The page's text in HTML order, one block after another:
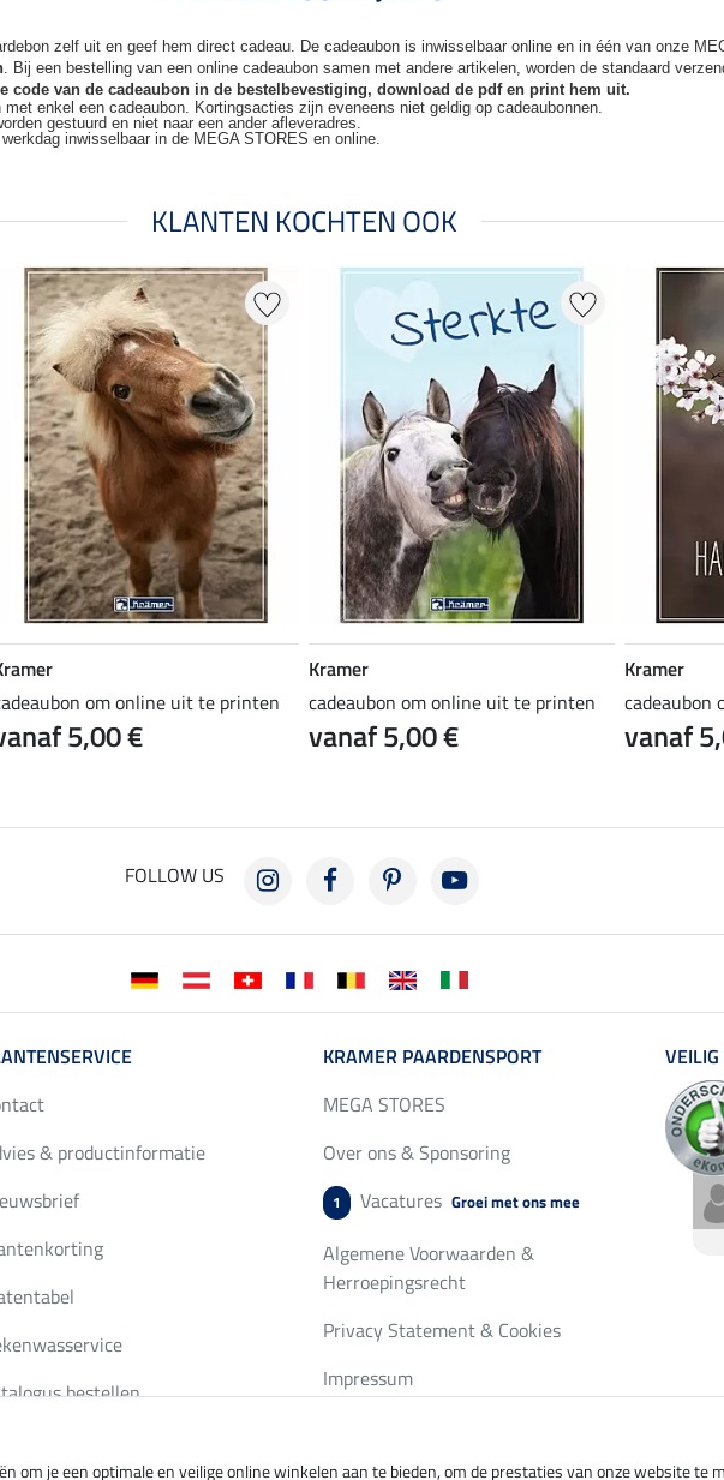
zelf uit en geef hem direct cadeau. De cadeaubon is inwisselbaar online en in één van onze
. Bij een bestelling van een online cadeaubon samen met andere artikelen, worden de standaard
code van de cadeaubon in de bestelbevestiging, download de pdf en print hem uit.
enkel een cadeaubon. Kortingsacties zijn eveneens niet geldig op cadeaubonnen.
gestuurd en niet naar een ander afleveradres.
inwisselbaar in de MEGA STORES en online.
KLANTEN KOCHTEN OOK
om online uit te printen
5,00 €
Kramer
cadeaubon om online uit te printen
vanaf 5,00 €
Kramer
cadeaubon
vanaf
FOLLOW US
& productinformatie
bestellen
KRAMER PAARDENSPORT
MEGA STORES
Over ons & Sponsoring
1 Vacatures Groei met ons mee
Algemene Voorwaarden &
Herroepingsrecht
Privacy Statement & Cookies
Impressum
om je een optimale en veilige online winkelen aan te bieden, om de prestaties van onze website te